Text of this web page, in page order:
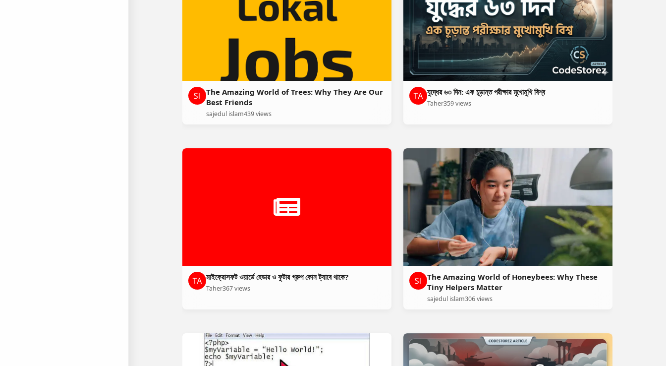
The Amazing World of Trees: Why They Are Our
Best Friends
sajedul islam439 views
যুদ্ধের ৬৩ দিন: এক চূড়ান্ত পরীক্ষার মুখোমুখি বিশ্ব
Taher359 views
মাইক্রোসফট ওয়ার্ডে হেডার ও ফুটার গ্রুপ কোন ট্যাবে থাকে?
Taher367 views
The Amazing World of Honeybees: Why These
Tiny Helpers Matter
sajedul islam306 views